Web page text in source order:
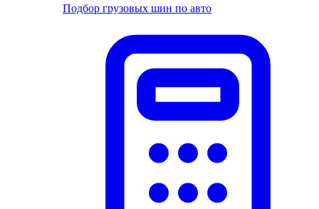
Подбор грузовых шин по авто